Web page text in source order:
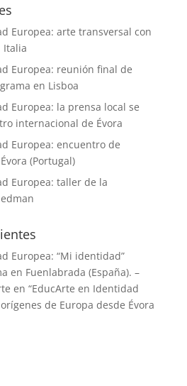
Europea: arte transversal con
Italia
Europea: reunión final de
en Lisboa
Europea: la prensa local se
internacional de Évora
Europea: encuentro de
(Portugal)
Europea: taller de la
Europea: “Mi identidad”
en Fuenlabrada (España). –
en “EducArte en Identidad
de Europa desde Évora